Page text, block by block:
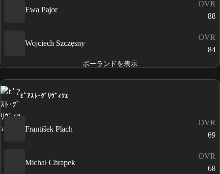
Ewa Pajor
OVR
88
Wojciech Szczęsny
OVR
84
ポーランドを表示
ﾋﾟｱｽﾄ･ｸﾞﾘｳﾞｨﾂｪ
František Plach
OVR
69
Michał Chrapek
OVR
68